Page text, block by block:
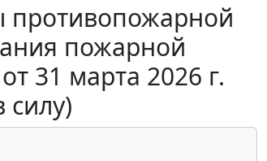
противопожарной
пожарной
31 марта 2026 г.
силу)